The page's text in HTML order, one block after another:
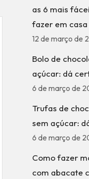
as 6 mais
fazer em
12 de março de
Bolo de
açúcar: dá
6 de março de
Trufas de
sem açúcar:
6 de março de
Como fazer
com abacate